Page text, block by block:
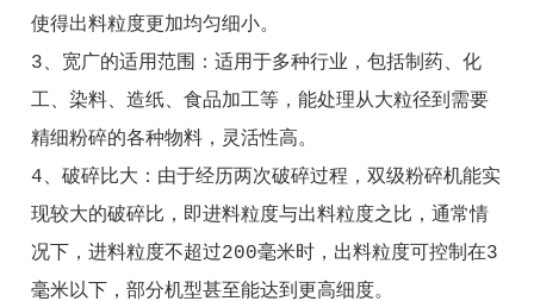
使得出料粒度更加均匀细小。
3、宽广的适用范围：适用于多种行业，包括制药、化
工、染料、造纸、食品加工等，能处理从大粒径到需要
精细粉碎的各种物料，灵活性高。
4、破碎比大：由于经历两次破碎过程，双级粉碎机能实
现较大的破碎比，即进料粒度与出料粒度之比，通常情
况下，进料粒度不超过200毫米时，出料粒度可控制在3
毫米以下，部分机型甚至能达到更高细度。